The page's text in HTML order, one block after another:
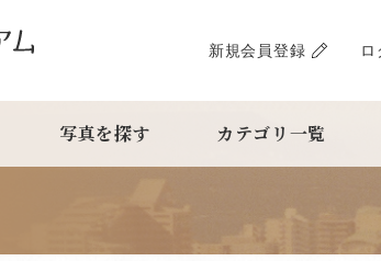
新規会員登録 ロ
写真を探す カテゴリ一覧